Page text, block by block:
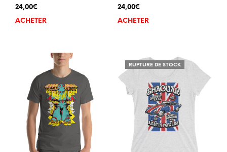
24,00€
ACHETER
24,00€
ACHETER
RUPTURE DE STOCK